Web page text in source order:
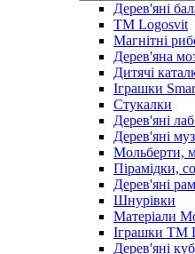
Дерев'яні
TM Logosvit
Магнітні
Дерев'яна
Дитячі
Іграшки
Стукалки
Дерев'яні
Дерев'яні
Мольберти,
Пірамідки,
Дерев'яні
Шнурівки
Матеріали
Іграшки ТМ
Дерев'яні